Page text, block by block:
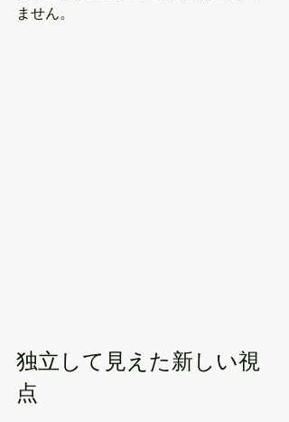
ません。
独立して見えた新しい視
点